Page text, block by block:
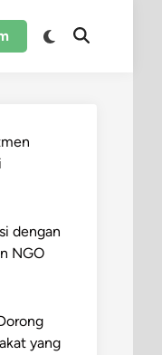
Switch
Open
dengan
NGO
yang